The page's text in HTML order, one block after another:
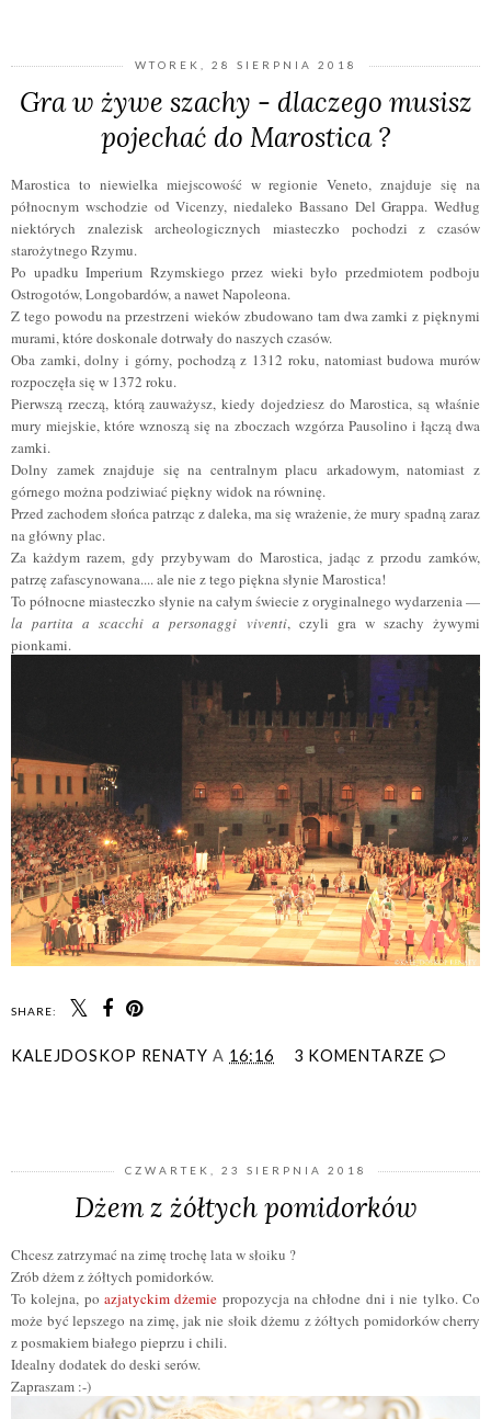
WTOREK, 28 SIERPNIA 2018
Gra w żywe szachy - dlaczego musisz
pojechać do Marostica ?
Marostica to niewielka miejscowość w regionie Veneto, znajduje się na
północnym wschodzie od Vicenzy, niedaleko Bassano Del Grappa. Według
niektórych znalezisk archeologicznych miasteczko pochodzi z czasów
starożytnego Rzymu.
Po upadku Imperium Rzymskiego przez wieki było przedmiotem podboju
Ostrogotów, Longobardów, a nawet Napoleona.
Z tego powodu na przestrzeni wieków zbudowano tam dwa zamki z pięknymi
murami, które doskonale dotrwały do naszych czasów.
Oba zamki, dolny i górny, pochodzą z 1312 roku, natomiast budowa murów
rozpoczęła się w 1372 roku.
Pierwszą rzeczą, którą zauważysz, kiedy dojedziesz do Marostica, są właśnie
mury miejskie, które wznoszą się na zboczach wzgórza Pausolino i łączą dwa
zamki.
Dolny zamek znajduje się na centralnym placu arkadowym, natomiast z
górnego można podziwiać piękny widok na równinę.
Przed zachodem słońca patrząc z daleka, ma się wrażenie, że mury spadną zaraz
na główny plac.
Za każdym razem, gdy przybywam do Marostica, jadąc z przodu zamków,
patrzę zafascynowana.... ale nie z tego piękna słynie Marostica!
To północne miasteczko słynie na całym świecie z oryginalnego wydarzenia —
la partita a scacchi a personaggi viventi, czyli gra w szachy żywymi
pionkami.
SHARE:
KALEJDOSKOP RENATY A 16:16 3 KOMENTARZE
CZWARTEK, 23 SIERPNIA 2018
Dżem z żółtych pomidorków
Chcesz zatrzymać na zimę trochę lata w słoiku ?
Zrób dżem z żółtych pomidorków.
To kolejna, po azjatyckim dżemie propozycja na chłodne dni i nie tylko. Co
może być lepszego na zimę, jak nie słoik dżemu z żółtych pomidorków cherry
z posmakiem białego pieprzu i chili.
Idealny dodatek do deski serów.
Zapraszam :-)